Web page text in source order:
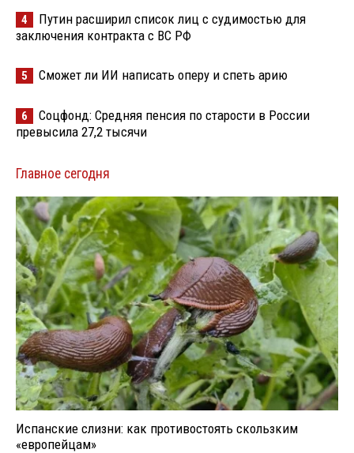
4
Путин расширил список лиц с судимостью для
заключения контракта с ВС РФ
5 Сможет ли ИИ написать оперу и спеть арию
6
Соцфонд: Средняя пенсия по старости в России
превысила 27,2 тысячи
Главное сегодня
Испанские слизни: как противостоять скользким
«европейцам»